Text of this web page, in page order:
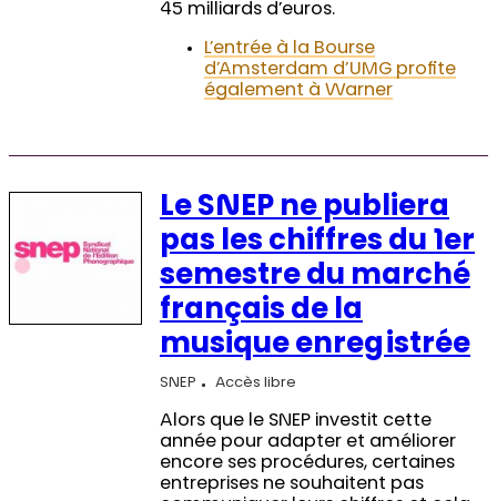
45 milliards d’euros.
L’entrée à la Bourse
d’Amsterdam d’UMG profite
également à Warner
Le SNEP ne publiera
pas les chiffres du 1er
semestre du marché
français de la
musique enregistrée
SNEP Accès libre
Alors que le SNEP investit cette
année pour adapter et améliorer
encore ses procédures, certaines
entreprises ne souhaitent pas